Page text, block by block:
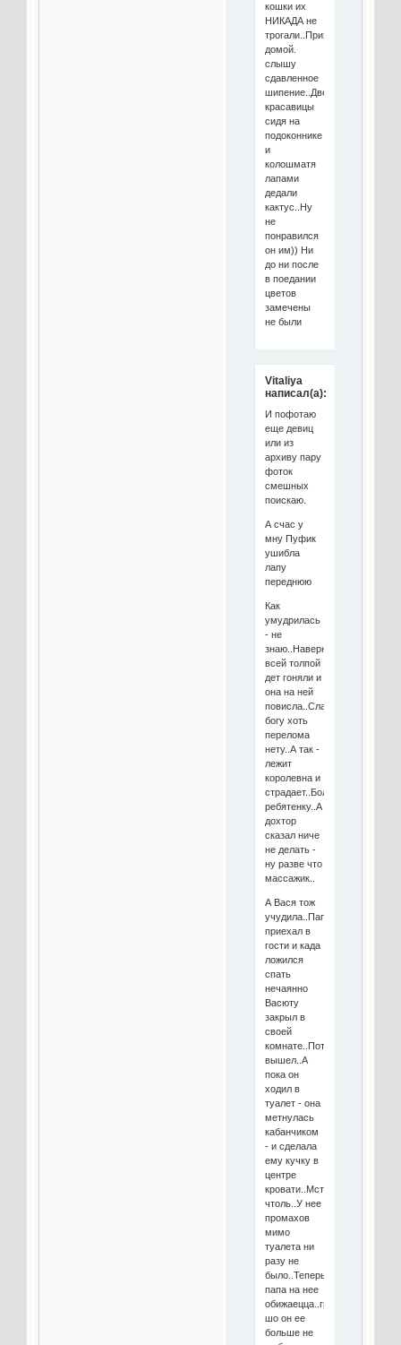
кошки их
НИКАДА не
трогали..Прихожу
домой.
слышу
сдавленное
шипение..Две
красавицы
сидя на
подоконнике
и
колошматя
лапами
дедали
кактус..Ну
не
понравился
он им)) Ни
до ни после
в поедании
цветов
замечены
не были
Vitaliya
написал(а):
И пофотаю
еще девиц
или из
архиву пару
фоток
смешных
поискаю.
А счас у
мну Пуфик
ушибла
лапу
переднюю
Как
умудрилась
- не
знаю..Наверное
всей толпой
дет гоняли и
она на ней
повисла..Слава
богу хоть
перелома
нету..А так -
лежит
королевна и
страдает..Больно
ребятенку..А
дохтор
сказал ниче
не делать -
ну разве что
массажик..
А Вася тож
учудила..Папик
приехал в
гости и када
ложился
спать
нечаянно
Васюту
закрыл в
своей
комнате..Потом
вышел..А
пока он
ходил в
туалет - она
метнулась
кабанчиком
- и сделала
ему кучку в
центре
кровати..Мстила
чтоль..У нее
промахов
мимо
туалета ни
разу не
было..Теперь
папа на нее
обижаецца..грит
шо он ее
больше не